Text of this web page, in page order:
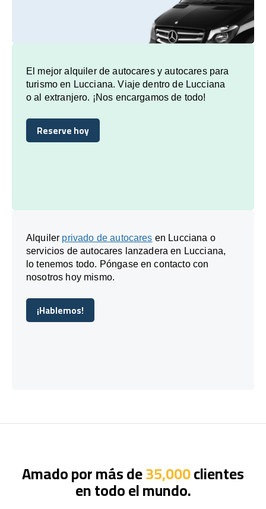
El mejor alquiler de autocares y autocares para
turismo en Lucciana. Viaje dentro de Lucciana
o al extranjero. ¡Nos encargamos de todo!
Reserve hoy
Reserve hoy
Alquiler privado de autocares en Lucciana o
servicios de autocares lanzadera en Lucciana,
lo tenemos todo. Póngase en contacto con
nosotros hoy mismo.
¡Hablemos!
¡Hablemos!
Amado por más de35,000clientes
en todo el mundo.